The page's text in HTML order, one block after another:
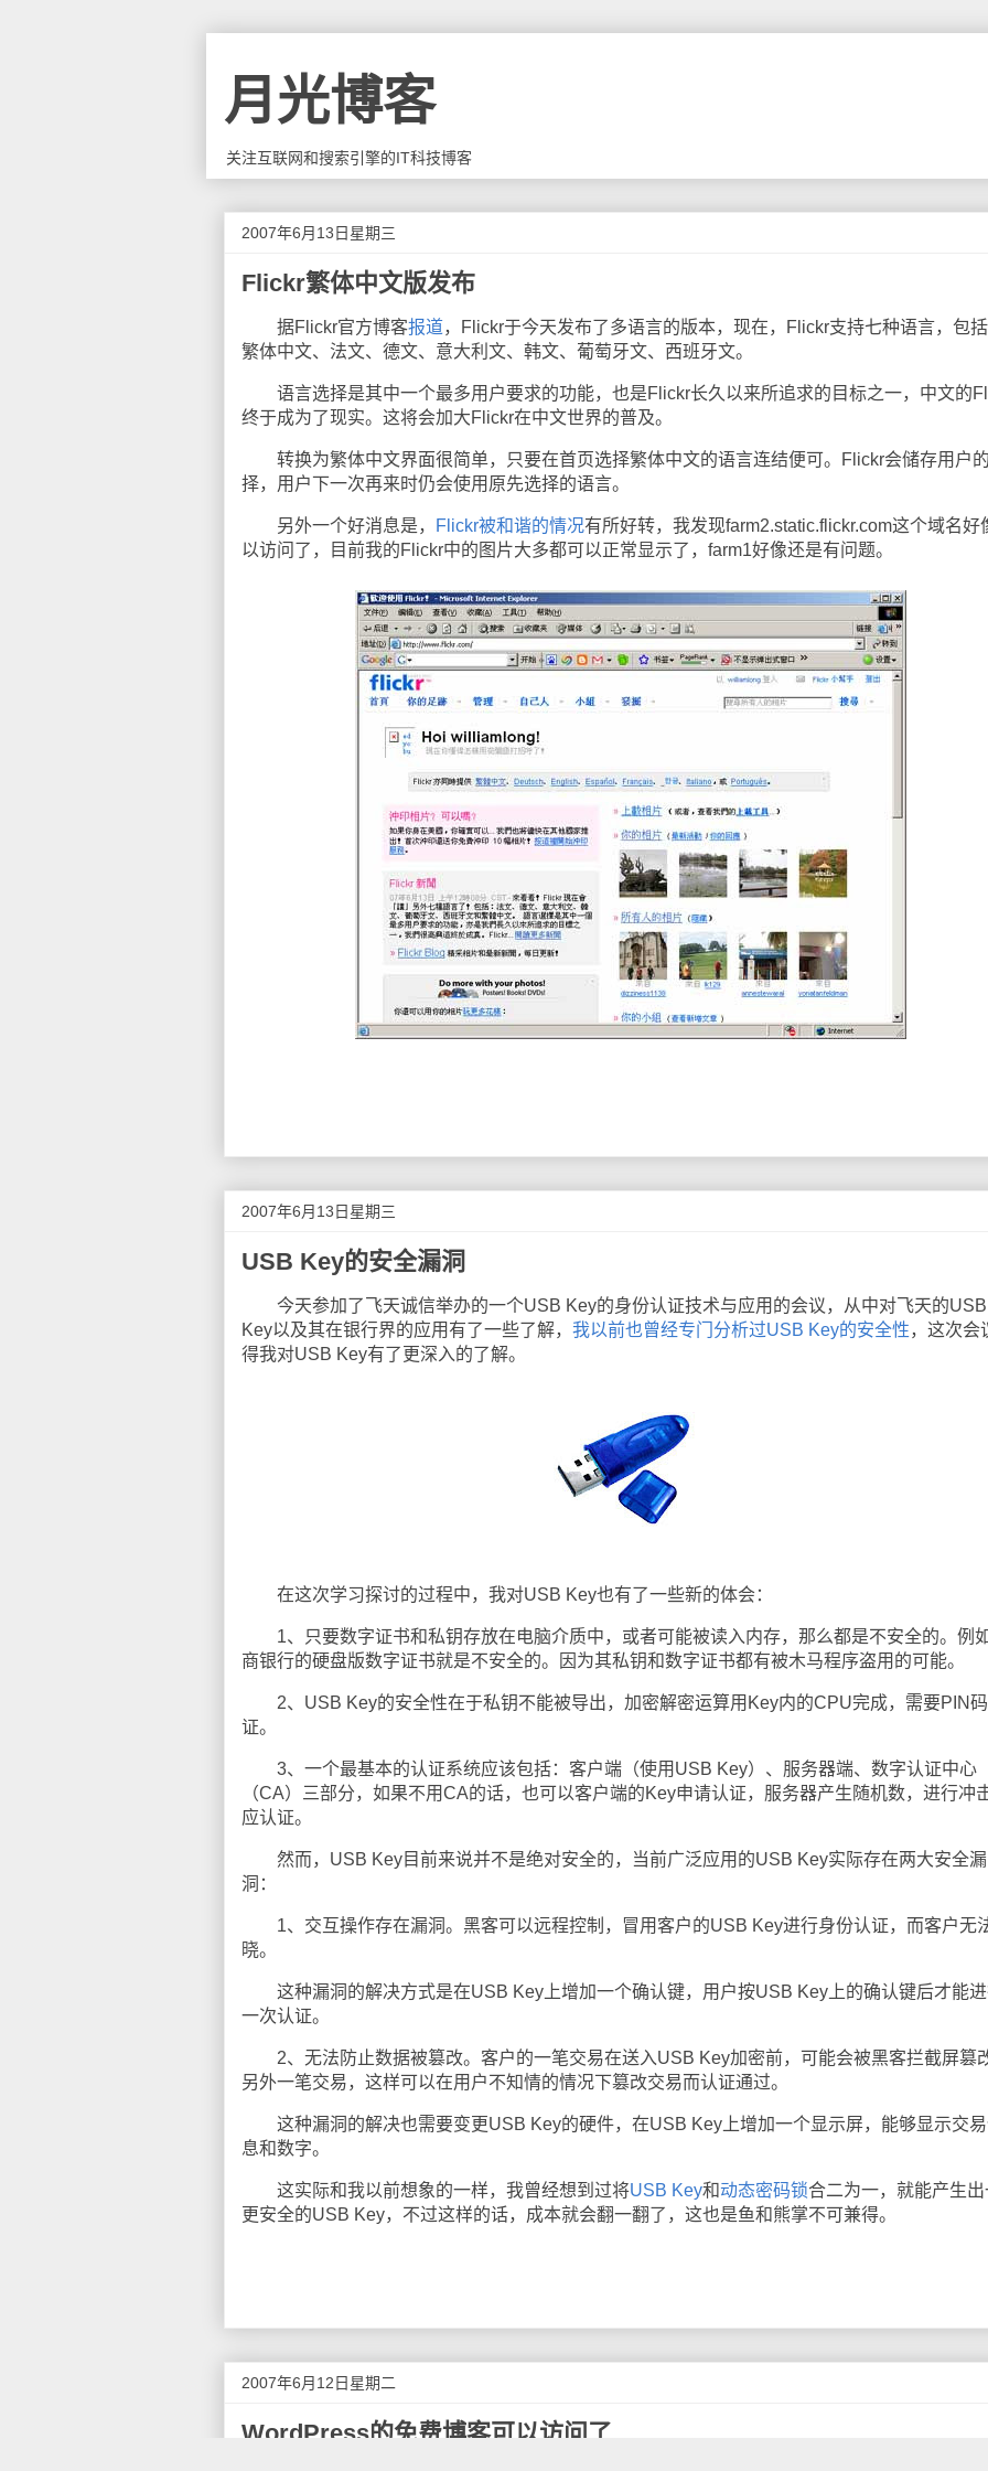
月光博客
关注互联网和搜索引擎的IT科技博客
2007年6月13日星期三
Flickr繁体中文版发布
据Flickr官方博客报道，Flickr于今天发布了多语言的版本，现在，Flickr支持七种语言，包
繁体中文、法文、德文、意大利文、韩文、葡萄牙文、西班牙文。
语言选择是其中一个最多用户要求的功能，也是Flickr长久以来所追求的目标之一，中文的
终于成为了现实。这将会加大Flickr在中文世界的普及。
转换为繁体中文界面很简单，只要在首页选择繁体中文的语言连结便可。Flickr会储存用户
择，用户下一次再来时仍会使用原先选择的语言。
另外一个好消息是， Flickr被和谐的情况有所好转，我发现farm2.static.flickr.com这个域名好
以访问了，目前我的Flickr中的图片大多都可以正常显示了，farm1好像还是有问题。
2007年6月13日星期三
USB Key的安全漏洞
今天参加了飞天诚信举办的一个USB Key的身份认证技术与应用的会议，从中对飞天的USB
Key以及其在银行界的应用有了一些了解， 我以前也曾经专门分析过USB Key的安全性，这次会
得我对USB Key有了更深入的了解。
在这次学习探讨的过程中，我对USB Key也有了一些新的体会：
1、只要数字证书和私钥存放在电脑介质中，或者可能被读入内存，那么都是不安全的。例
商银行的硬盘版数字证书就是不安全的。因为其私钥和数字证书都有被木马程序盗用的可能。
2、USB Key的安全性在于私钥不能被导出，加密解密运算用Key内的CPU完成，需要PIN
证。
3、一个最基本的认证系统应该包括：客户端（使用USB Key）、服务器端、数字认证中心
（CA）三部分，如果不用CA的话，也可以客户端的Key申请认证，服务器产生随机数，进行冲
应认证。
然而，USB Key目前来说并不是绝对安全的，当前广泛应用的USB Key实际存在两大安全漏
洞：
1、交互操作存在漏洞。黑客可以远程控制，冒用客户的USB Key进行身份认证，而客户无
晓。
这种漏洞的解决方式是在USB Key上增加一个确认键，用户按USB Key上的确认键后才能
一次认证。
2、无法防止数据被篡改。客户的一笔交易在送入USB Key加密前，可能会被黑客拦截屏篡
另外一笔交易，这样可以在用户不知情的情况下篡改交易而认证通过。
这种漏洞的解决也需要变更USB Key的硬件，在USB Key上增加一个显示屏，能够显示交
息和数字。
这实际和我以前想象的一样，我曾经想到过将USB Key和动态密码锁合二为一，就能产生
更安全的USB Key，不过这样的话，成本就会翻一翻了，这也是鱼和熊掌不可兼得。
2007年6月12日星期二
WordPress的免费博客可以访问了